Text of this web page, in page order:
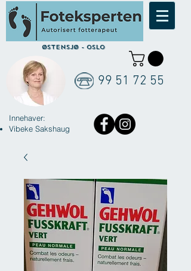
Østensjø - Oslo
99 51 72 55
Innehaver:
Vibeke Sakshaug